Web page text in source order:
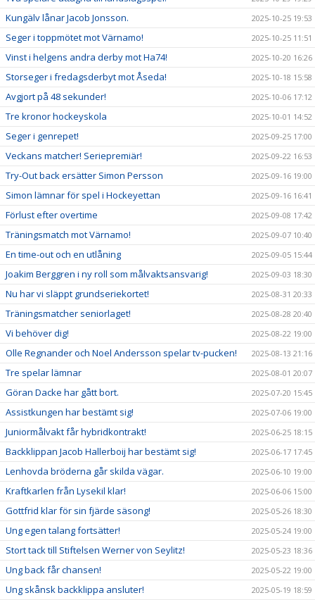
Kungälv lånar Jacob Jonsson. 2025-10-25 19:53
Seger i toppmötet mot Värnamo! 2025-10-25 11:51
Vinst i helgens andra derby mot Ha74! 2025-10-20 16:26
Storseger i fredagsderbyt mot Åseda! 2025-10-18 15:58
Avgjort på 48 sekunder! 2025-10-06 17:12
Tre kronor hockeyskola 2025-10-01 14:52
Seger i genrepet! 2025-09-25 17:00
Veckans matcher! Seriepremiär! 2025-09-22 16:53
Try-Out back ersätter Simon Persson 2025-09-16 19:00
Simon lämnar för spel i Hockeyettan 2025-09-16 16:41
Förlust efter overtime 2025-09-08 17:42
Träningsmatch mot Värnamo! 2025-09-07 10:40
En time-out och en utlåning 2025-09-05 15:44
Joakim Berggren i ny roll som målvaktsansvarig! 2025-09-03 18:30
Nu har vi släppt grundseriekortet! 2025-08-31 20:33
Träningsmatcher seniorlaget! 2025-08-28 20:40
Vi behöver dig! 2025-08-22 19:00
Olle Regnander och Noel Andersson spelar tv-pucken! 2025-08-13 21:16
Tre spelar lämnar 2025-08-01 20:07
Göran Dacke har gått bort. 2025-07-20 15:45
Assistkungen har bestämt sig! 2025-07-06 19:00
Juniormålvakt får hybridkontrakt! 2025-06-25 18:15
Backklippan Jacob Hallerboij har bestämt sig! 2025-06-17 17:45
Lenhovda bröderna går skilda vägar. 2025-06-10 19:00
Kraftkarlen från Lysekil klar! 2025-06-06 15:00
Gottfrid klar för sin fjärde säsong! 2025-05-26 18:30
Ung egen talang fortsätter! 2025-05-24 19:00
Stort tack till Stiftelsen Werner von Seylitz! 2025-05-23 18:36
Ung back får chansen! 2025-05-22 19:00
Ung skånsk backklippa ansluter! 2025-05-19 18:59